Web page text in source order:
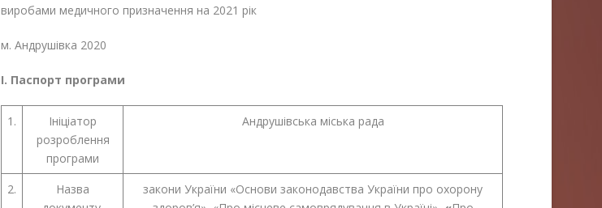
виробами медичного призначення на 2021 рік
м. Андрушівка 2020
І. Паспорт програми
1.
Ініціатор
розроблення
програми
Андрушівська міська рада
2.
Назва
закони України «Основи законодавства України про охорону